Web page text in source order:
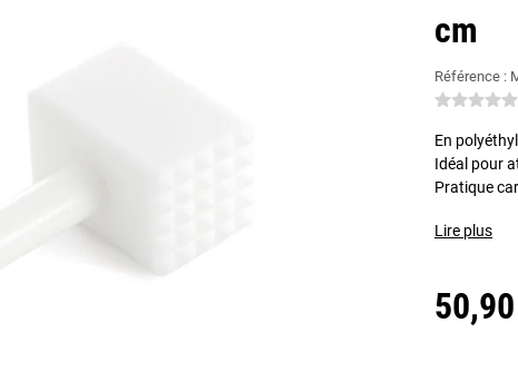
cm
Référence :
En
Idéal pour
Pratique
Lire plus